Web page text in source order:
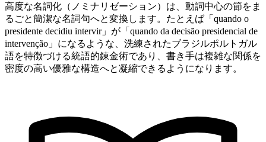
高度な名詞化（ノミナリゼーション）は、動詞中心の節をま
るごと簡潔な名詞句へと変換します。たとえば「quando o
presidente decidiu intervir」が「quando da decisão presidencial de
intervenção」になるような、洗練されたブラジルポルトガル
語を特徴づける統語的錬金術であり、書き手は複雑な関係を
密度の高い優雅な構造へと凝縮できるようになります。